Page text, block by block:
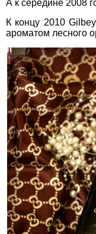
А к середине 2008
К концу 2010
ароматом лесного